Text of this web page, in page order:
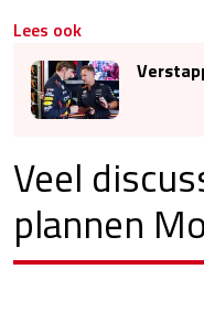
Lees ook
Veel
plannen